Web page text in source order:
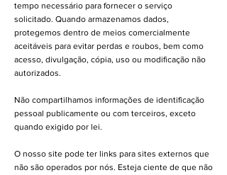
tempo necessário para fornecer o serviço
solicitado. Quando armazenamos dados,
protegemos dentro de meios comercialmente
aceitáveis ​​para evitar perdas e roubos, bem como
acesso, divulgação, cópia, uso ou modificação não
autorizados.
Não compartilhamos informações de identificação
pessoal publicamente ou com terceiros, exceto
quando exigido por lei.
O nosso site pode ter links para sites externos que
não são operados por nós. Esteja ciente de que não